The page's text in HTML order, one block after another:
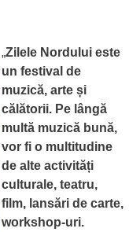
„Zilele Nordului este
un festival de
muzică, arte și
călătorii. Pe lângă
multă muzică bună,
vor fi o multitudine
de alte activități
culturale, teatru,
film, lansări de carte,
workshop-uri.